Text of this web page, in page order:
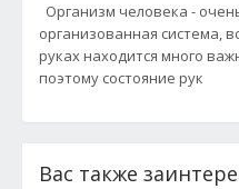
Организм человека -
организованная система,
руках находится много
поэтому состояние рук
Вас также